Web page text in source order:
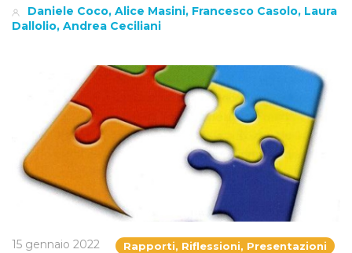
Daniele Coco, Alice Masini, Francesco Casolo, Laura
Dallolio, Andrea Ceciliani
15 gennaio 2022 Rapporti, Riflessioni, Presentazioni